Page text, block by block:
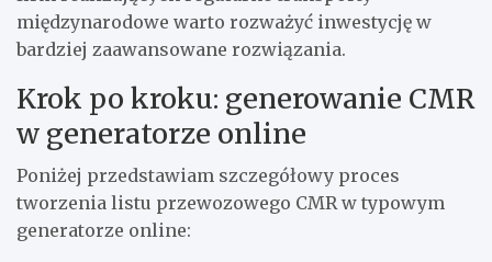
międzynarodowe warto rozważyć inwestycję w
bardziej zaawansowane rozwiązania.
Krok po kroku: generowanie CMR
w generatorze online
Poniżej przedstawiam szczegółowy proces
tworzenia listu przewozowego CMR w typowym
generatorze online: